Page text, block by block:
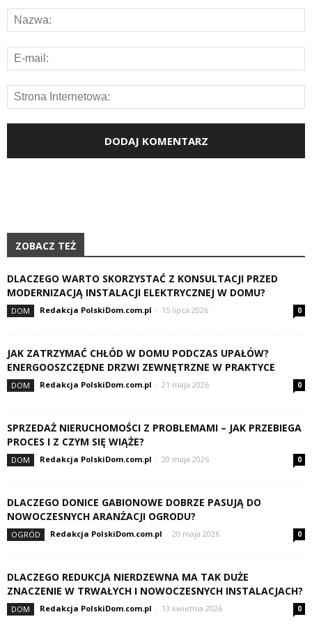
ZOBACZ TEŻ
DLACZEGO WARTO SKORZYSTAĆ Z KONSULTACJI PRZED
MODERNIZACJĄ INSTALACJI ELEKTRYCZNEJ W DOMU?
DOM Redakcja PolskiDom.com.pl - 15 lipca 2026 0
JAK ZATRZYMAĆ CHŁÓD W DOMU PODCZAS UPAŁÓW?
ENERGOOSZCZĘDNE DRZWI ZEWNĘTRZNE W PRAKTYCE
DOM Redakcja PolskiDom.com.pl - 21 maja 2026 0
SPRZEDAŻ NIERUCHOMOŚCI Z PROBLEMAMI – JAK PRZEBIEGA
PROCES I Z CZYM SIĘ WIĄŻE?
DOM Redakcja PolskiDom.com.pl - 20 maja 2026 0
DLACZEGO DONICE GABIONOWE DOBRZE PASUJĄ DO
NOWOCZESNYCH ARANŻACJI OGRODU?
OGRÓD Redakcja PolskiDom.com.pl - 20 maja 2026 0
DLACZEGO REDUKCJA NIERDZEWNA MA TAK DUŻE
ZNACZENIE W TRWAŁYCH I NOWOCZESNYCH INSTALACJACH?
DOM Redakcja PolskiDom.com.pl - 13 kwietnia 2026 0